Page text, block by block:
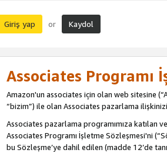
Giriş yap or Kaydol
Associates Programı
Amazon'un associates için olan web sitesine
“bizim”) ile olan Associates pazarlama
Associates pazarlama programımıza katılan
Associates Programı İşletme Sözleşmesi'ni
bu Sözleşme’ye dahil edilen (madde 12’de